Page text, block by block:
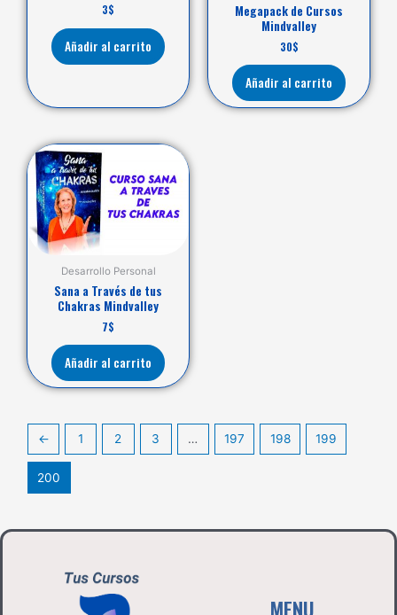
3$
Añadir al carrito
Megapack de Cursos
Mindvalley
30$
Añadir al carrito
Desarrollo Personal
Sana a Través de tus
Chakras Mindvalley
7$
Añadir al carrito
← 1 2 3 … 197 198 199
200
MENU